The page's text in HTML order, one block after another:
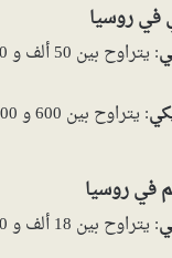
في روسيا
في روسيا